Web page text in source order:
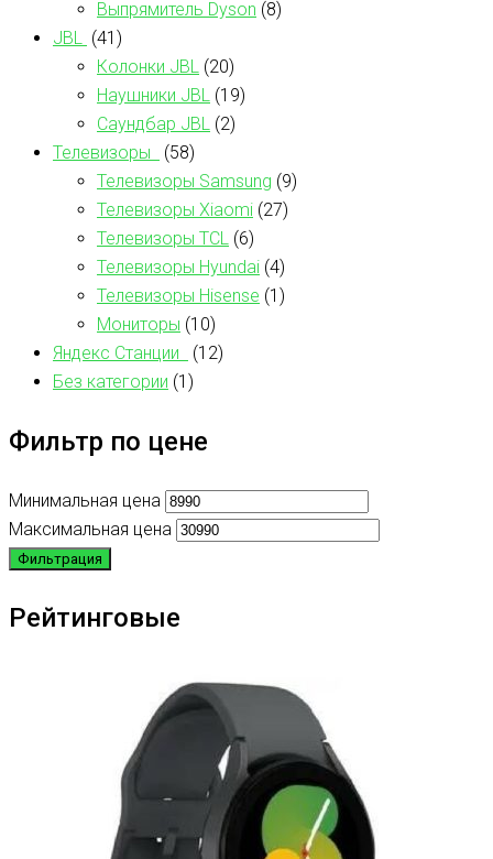
Выпрямитель Dyson (8)
JBL
(41)
Колонки JBL (20)
Наушники JBL (19)
Саундбар JBL (2)
Телевизоры
(58)
Телевизоры Samsung (9)
Телевизоры Xiaomi (27)
Телевизоры TCL (6)
Телевизоры Hyundai (4)
Телевизоры Hisense (1)
Мониторы (10)
Яндекс Станции
(12)
Без категории (1)
Фильтр по цене
Минимальная цена
Максимальная цена
Фильтрация
Рейтинговые